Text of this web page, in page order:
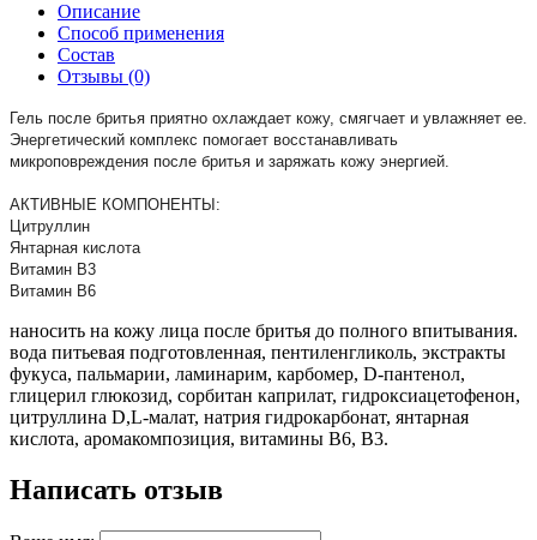
Описание
Способ применения
Состав
Отзывы (0)
Гель после бритья приятно охлаждает кожу, смягчает и увлажняет ее.
Энергетический комплекс помогает восстанавливать
микроповреждения после бритья и заряжать кожу энергией.
АКТИВНЫЕ КОМПОНЕНТЫ:
Цитруллин
Янтарная кислота
Витамин В3
Витамин В6
наносить на кожу лица после бритья до полного впитывания.
вода питьевая подготовленная, пентиленгликоль, экстракты
фукуса, пальмарии, ламинарим, карбомер, D-пантенол,
глицерил глюкозид, сорбитан каприлат, гидроксиацетофенон,
цитруллина D,L-малат, натрия гидрокарбонат, янтарная
кислота, аромакомпозиция, витамины В6, В3.
Написать отзыв